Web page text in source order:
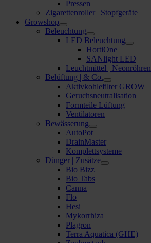
Pressen
Zigarettenroller | Stopfgeräte
Growshop
Beleuchtung
LED Beleuchtung
HortiOne
SANlight LED
Leuchtmittel | Neonröhren
Belüftung | & Co.
Aktivkohlefilter GROW
Geruchsneutralisation
Formteile Lüftung
Ventilatoren
Bewässerung
AutoPot
DrainMaster
Komplettsysteme
Dünger | Zusätze
Bio Bizz
Bio Tabs
Canna
Flo
Hesi
Mykorrhiza
Plagron
Terra Aquatica (GHE)